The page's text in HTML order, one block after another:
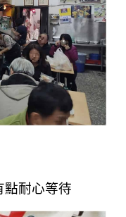
點耐心等待